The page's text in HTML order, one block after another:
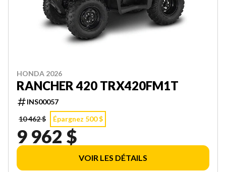
HONDA 2026
RANCHER 420 TRX420FM1T
INS00057
10 462 $
Épargnez 500 $
9 962 $
VOIR LES DÉTAILS